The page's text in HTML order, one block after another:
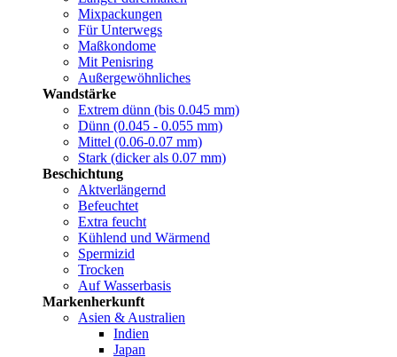
Mixpackungen
Für Unterwegs
Maßkondome
Mit Penisring
Außergewöhnliches
Wandstärke
Extrem dünn (bis 0.045 mm)
Dünn (0.045 - 0.055 mm)
Mittel (0.06-0.07 mm)
Stark (dicker als 0.07 mm)
Beschichtung
Aktverlängernd
Befeuchtet
Extra feucht
Kühlend und Wärmend
Spermizid
Trocken
Auf Wasserbasis
Markenherkunft
Asien & Australien
Indien
Japan